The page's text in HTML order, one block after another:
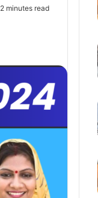
2 minutes read